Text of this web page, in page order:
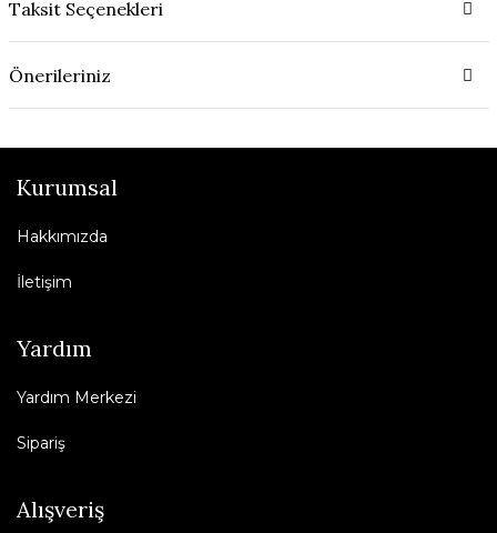
Taksit Seçenekleri
Önerileriniz
Kurumsal
Hakkımızda
İletişim
Yardım
Yardım Merkezi
Sipariş
Alışveriş